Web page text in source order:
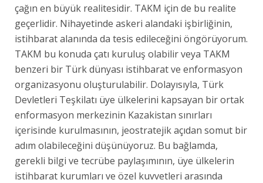
çağın en büyük realitesidir. TAKM için de bu realite
geçerlidir. Nihayetinde askeri alandaki işbirliğinin,
istihbarat alanında da tesis edileceğini öngörüyorum.
TAKM bu konuda çatı kuruluş olabilir veya TAKM
benzeri bir Türk dünyası istihbarat ve enformasyon
organizasyonu oluşturulabilir. Dolayısıyla, Türk
Devletleri Teşkilatı üye ülkelerini kapsayan bir ortak
enformasyon merkezinin Kazakistan sınırları
içerisinde kurulmasının, jeostratejik açıdan somut bir
adım olabileceğini düşünüyoruz. Bu bağlamda,
gerekli bilgi ve tecrübe paylaşımının, üye ülkelerin
istihbarat kurumları ve özel kuvvetleri arasında